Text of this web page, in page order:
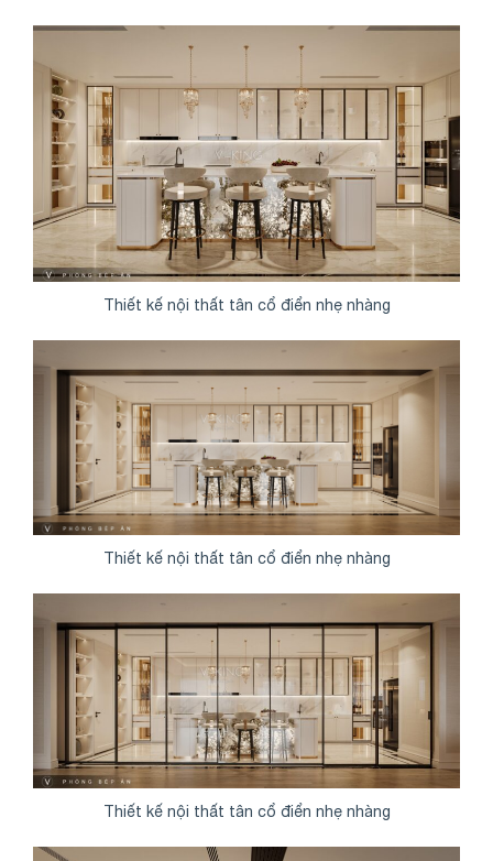
Thiết kế nội thất tân cổ điển nhẹ nhàng
Thiết kế nội thất tân cổ điển nhẹ nhàng
Thiết kế nội thất tân cổ điển nhẹ nhàng